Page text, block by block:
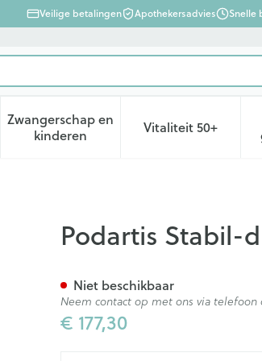
Veilige betalingen Apothekersadvies Snelle
verzorging en hygiëne categorie
voor Dieet, voeding en vitamines
Zwangerschap en
kinderenToon submenu voorVitaliteit 50+
Toon
33200054Podartis Stabil-
€ 177,30
Niet beschikbaar
Neem contact op met ons via